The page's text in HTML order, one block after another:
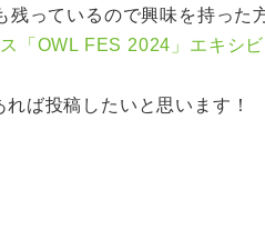
っているので興味を持った
「OWL FES 2024」エキシ
ば投稿したいと思います！